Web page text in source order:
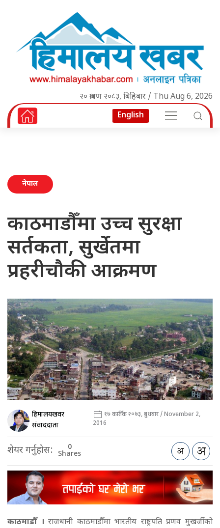
२० श्रावण २०८३, बिहिबार / Thu Aug 6, 2026
English
नेपाल
काठमाडौँमा उच्च सुरक्षा
सर्तकता, सुर्खेतमा
प्रहरीचौकी आक्रमण
हिमालयखवर
संवाददाता
१७ कार्तिक २०७३, बुधबार / November 2,
2016
शेयर गर्नुहोस: 0
Shares
काठमाडौँ । राजधानी काठमाडौँमा भारतीय राष्ट्रपति प्रणव मुखर्जीको